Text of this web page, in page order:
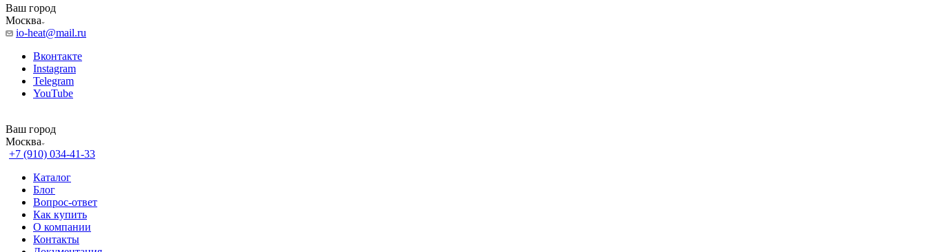
Ваш город
Москва
io-heat@mail.ru
Вконтакте
Instagram
Telegram
YouTube
Ваш город
Москва
+7 (910) 034-41-33
Каталог
Блог
Вопрос-ответ
Как купить
О компании
Контакты